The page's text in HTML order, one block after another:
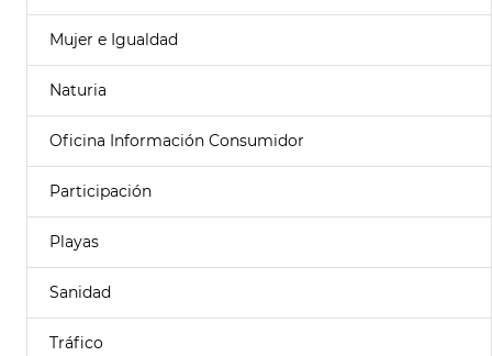
Mujer e Igualdad
Naturia
Oficina Información Consumidor
Participación
Playas
Sanidad
Tráfico